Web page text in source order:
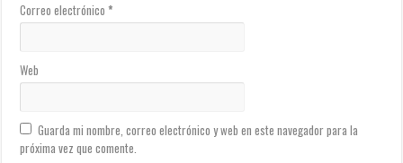
Correo electrónico*
Web
Guarda mi nombre, correo electrónico y web en este navegador para la
próxima vez que comente.